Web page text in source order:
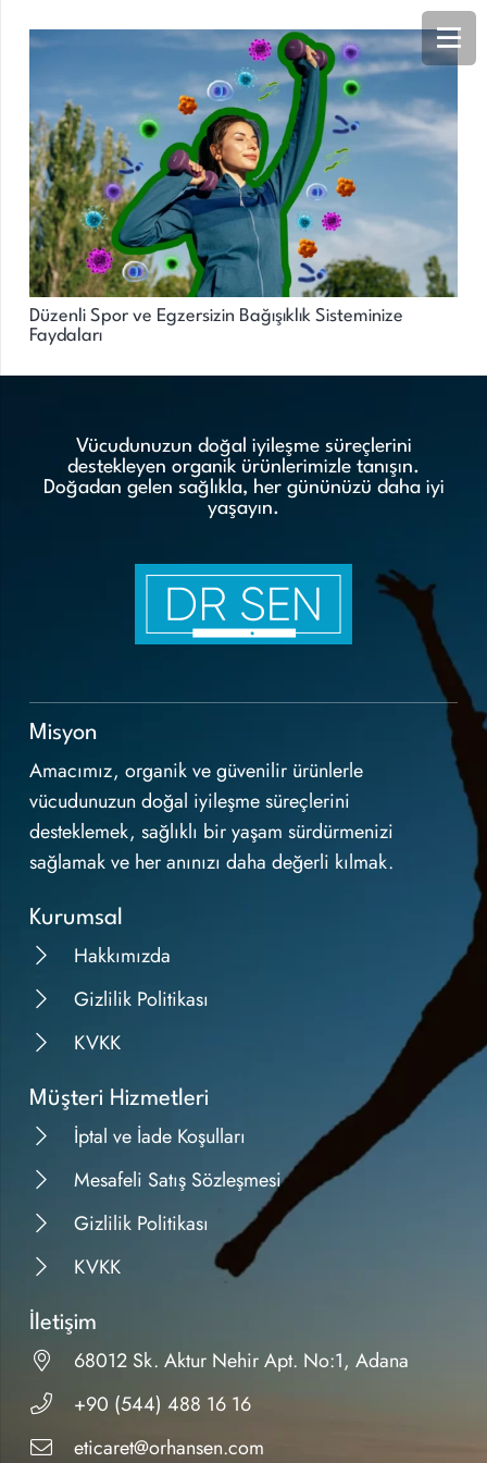
Düzenli Spor ve Egzersizin Bağışıklık Sisteminize
Faydaları
Vücudunuzun doğal iyileşme süreçlerini
destekleyen organik ürünlerimizle tanışın.
Doğadan gelen sağlıkla, her gününüzü daha iyi
yaşayın.
Misyon
Amacımız, organik ve güvenilir ürünlerle
vücudunuzun doğal iyileşme süreçlerini
desteklemek, sağlıklı bir yaşam sürdürmenizi
sağlamak ve her anınızı daha değerli kılmak.
Kurumsal
Hakkımızda
Gizlilik Politikası
KVKK
Müşteri Hizmetleri
İptal ve İade Koşulları
Mesafeli Satış Sözleşmesi
Gizlilik Politikası
KVKK
İletişim
68012 Sk. Aktur Nehir Apt. No:1, Adana
+90 (544) 488 16 16
eticaret@orhansen.com